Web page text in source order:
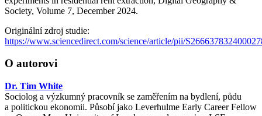
Society, Volume 7, December 2024.
Originální zdroj studie:
https://www.sciencedirect.com/science/article/pii/
O autorovi
Dr. Tim White
Sociolog a výzkumný pracovník se zaměřením na bydlení, půdu
a politickou ekonomii. Působí jako Leverhulme Early Career Fellow